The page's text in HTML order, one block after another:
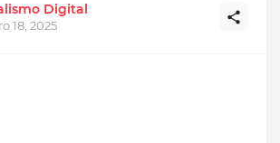
Digital
18, 2025